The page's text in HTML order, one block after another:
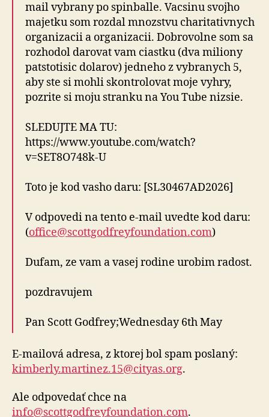
mail vybrany po spinballe. Vacsinu svojho
majetku som rozdal mnozstvu charitativnych
organizacii a organizacii. Dobrovolne som sa
rozhodol darovat vam ciastku (dva miliony
patstotisic dolarov) jedneho z vybranych 5,
aby ste si mohli skontrolovat moje vyhry,
pozrite si moju stranku na You Tube nizsie.
SLEDUJTE MA TU:
https://www.youtube.com/watch?
v=SET8O748k-U
Toto je kod vasho daru: [SL30467AD2026]
V odpovedi na tento e-mail uvedte kod daru:
(office@scottgodfreyfoundation.com)
Dufam, ze vam a vasej rodine urobim radost.
pozdravujem
Pan Scott Godfrey;Wednesday 6th May
E-mailová adresa, z ktorej bol spam poslaný:
kimberly.martinez.15@cityas.org.
Ale odpovedať chce na
info@scottgodfreyfoundation.com.